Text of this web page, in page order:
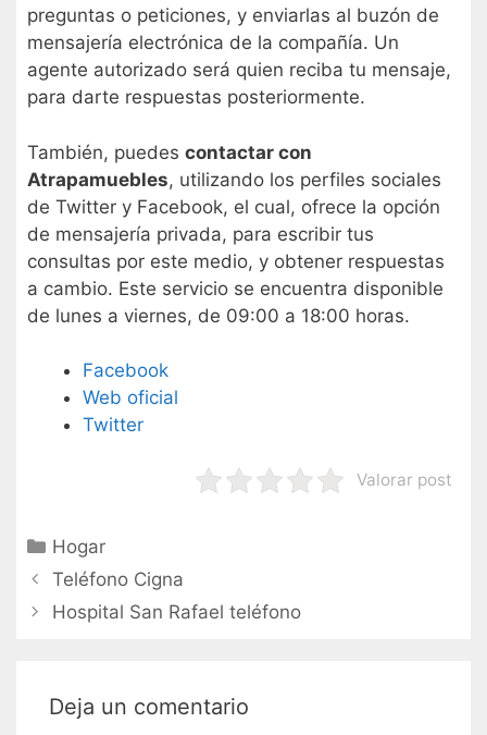
preguntas o peticiones, y enviarlas al buzón de
mensajería electrónica de la compañía. Un
agente autorizado será quien reciba tu mensaje,
para darte respuestas posteriormente.
También, puedes contactar con
Atrapamuebles, utilizando los perfiles sociales
de Twitter y Facebook, el cual, ofrece la opción
de mensajería privada, para escribir tus
consultas por este medio, y obtener respuestas
a cambio. Este servicio se encuentra disponible
de lunes a viernes, de 09:00 a 18:00 horas.
Facebook
Web oficial
Twitter
Valorar post
Categorías
Hogar
Navegación
de
entradas
Teléfono Cigna
Hospital San Rafael teléfono
Deja un comentario